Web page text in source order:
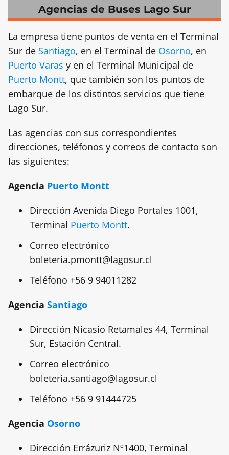
Agencias de Buses Lago Sur
La empresa tiene puntos de venta en el Terminal
Sur de Santiago, en el Terminal de Osorno, en
Puerto Varas y en el Terminal Municipal de
Puerto Montt, que también son los puntos de
embarque de los distintos servicios que tiene
Lago Sur.
Las agencias con sus correspondientes
direcciones, teléfonos y correos de contacto son
las siguientes:
Agencia Puerto Montt
Dirección Avenida Diego Portales 1001,
Terminal Puerto Montt.
Correo electrónico
boleteria.pmontt@lagosur.cl
Teléfono +56 9 94011282
Agencia Santiago
Dirección Nicasio Retamales 44, Terminal
Sur, Estación Central.
Correo electrónico
boleteria.santiago@lagosur.cl
Teléfono +56 9 91444725
Agencia Osorno
Dirección Errázuriz Nº1400, Terminal